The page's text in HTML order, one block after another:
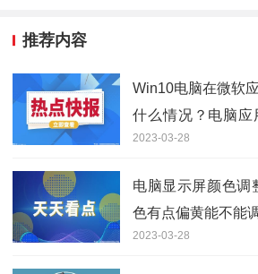
推荐内容
Win10电脑在微软
什么情况？电脑
决方法
2023-03-28
电脑显示屏颜色调
色有点偏黄能不能
2023-03-28